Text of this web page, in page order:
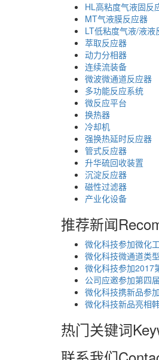
HL高粘度气液固反
MT气液膜反应器
LT低粘度气液/液液
萃取反应器
动力分相器
连续流装备
微波微通道反应器
多功能反应系统
微反应平台
换热器
冷却机
强换热延时反应器
管式反应器
升华硫回收装置
沉淀反应器
磁性过滤器
产业化设备
推荐新闻
微化科技参加微化
微化科技微通道类
微化科技参加2017
公司应邀参加第四
微化科技携新品参
微化科技新品亮相
热门关键词